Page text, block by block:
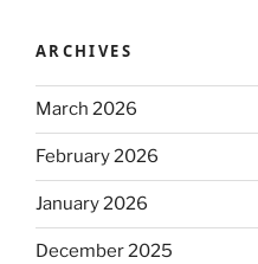
ARCHIVES
March 2026
February 2026
January 2026
December 2025